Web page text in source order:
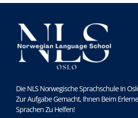
Die NLS Norwegische Sprachschule In
Zur Aufgabe Gemacht, Ihnen Beim
Sprachen Zu Helfen!